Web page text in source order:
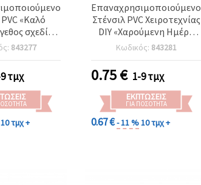
«Καλό
σχεδίου:
cm
843277
τμχ
10 τμχ +
Επαναχρησιμοποιούμενο
Στένσιλ PVC Χειροτεχνίας
DIY «Χαρούμενη Ημέρα
του Αγίου Βαλεντίνου»,
Μέγεθος Αποτυπώματος:
13,5x4,5 cm
Κωδικός: 843281
0.75€ 1-9 τμχ
ΕΚΠΤΏΣΕΙΣ
ΓΙΑ ΠΟΣΌΤΗΤΑ
0.67 €- 11 %10 τμχ +